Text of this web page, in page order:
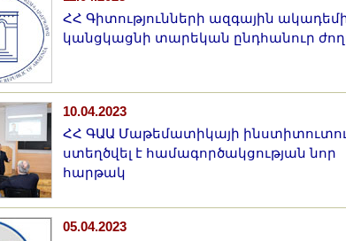
ՀՀ Գիտությունների ազգային
կանցկացնի տարեկան ընդհանուր
10.04.2023
ՀՀ ԳԱԱ Մաթեմատիկայի
ստեղծվել է համագործակցության նոր
հարթակ
05.04.2023